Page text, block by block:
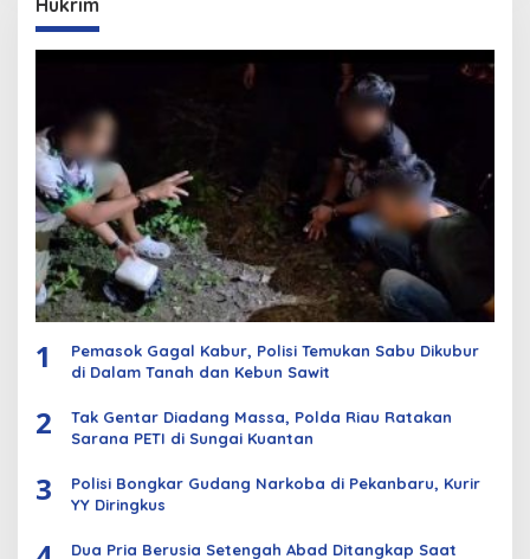
1
Pemasok Gagal Kabur, Polisi Temukan Sabu Dikubur
di Dalam Tanah dan Kebun Sawit
2
Tak Gentar Diadang Massa, Polda Riau Ratakan
Sarana PETI di Sungai Kuantan
3
Polisi Bongkar Gudang Narkoba di Pekanbaru, Kurir
YY Diringkus
Dua Pria Berusia Setengah Abad Ditangkap Saat